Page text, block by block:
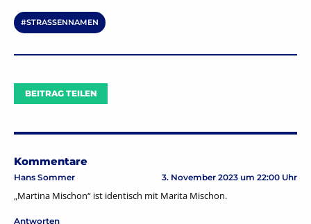
STRASSENNAMEN
BEITRAG TEILEN
Kommentare
Hans Sommer 3. November 2023 um 22:00 Uhr
„Martina Mischon“ ist identisch mit Marita Mischon.
Antworten